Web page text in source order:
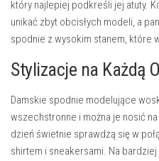
który najlepiej podkreśli jej atuty.
unikać zbyt obcisłych modeli, a
spodnie z wysokim stanem, które
Stylizacje na Każdą
Damskie spodnie modelujące
wszechstronne i można je nosić
dzień świetnie sprawdzą się w
shirtem i sneakersami. Na